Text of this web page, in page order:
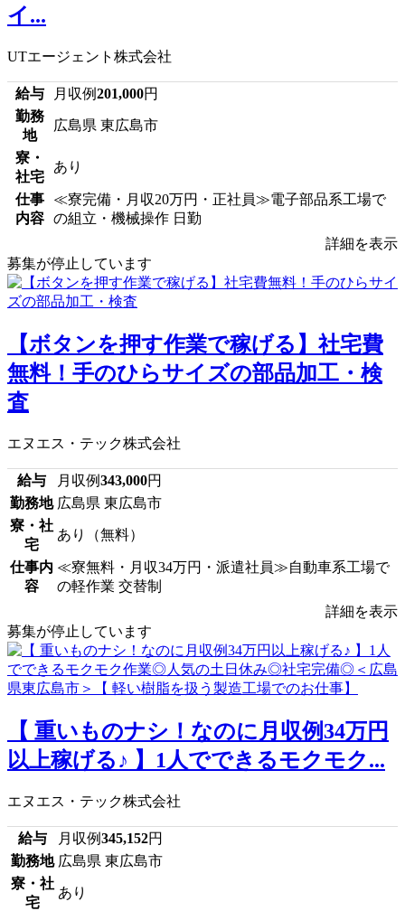
イ...
UTエージェント株式会社
給与 月収例201,000円
勤務
地
広島県 東広島市
寮・
社宅
あり
仕事
内容
≪寮完備・月収20万円・正社員≫電子部品系工場で
の組立・機械操作 日勤
詳細を表示
募集が停止しています
【ボタンを押す作業で稼げる】社宅費
無料！手のひらサイズの部品加工・検
査
エヌエス・テック株式会社
給与 月収例343,000円
勤務地 広島県 東広島市
寮・社
宅
あり（無料）
仕事内
容
≪寮無料・月収34万円・派遣社員≫自動車系工場で
の軽作業 交替制
詳細を表示
募集が停止しています
【 重いものナシ！なのに月収例34万円
以上稼げる♪ 】1人でできるモクモク...
エヌエス・テック株式会社
給与 月収例345,152円
勤務地 広島県 東広島市
寮・社
宅
あり